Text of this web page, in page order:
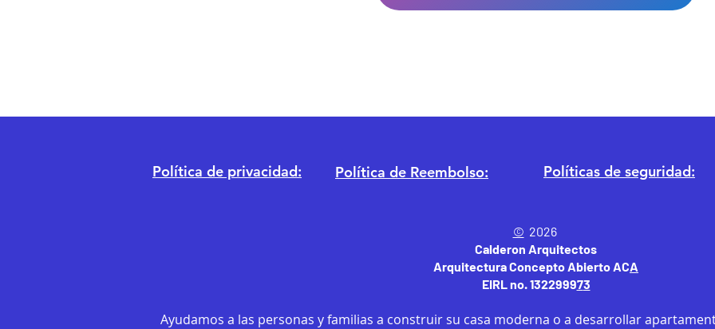
Política de privacidad: Política de Reembolso: Políticas de seguridad:
© 2026
Calderon Arquitectos
Arquitectura Concepto Abierto ACA
EIRL no. 132299973
Ayudamos a las personas y familias a construir su casa moderna o a desarrollar